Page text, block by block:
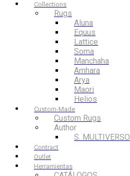
Collections
Rugs
Aluna
Equus
Lattice
Soma
Manchaha
Amhara
Arya
Maori
Helios
Custom-Made
Custom Rugs
Author
S. MULTIVERSO
Contract
Outlet
Herramientas